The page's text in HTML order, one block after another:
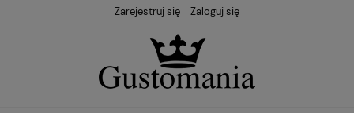
Zarejestruj się Zaloguj się